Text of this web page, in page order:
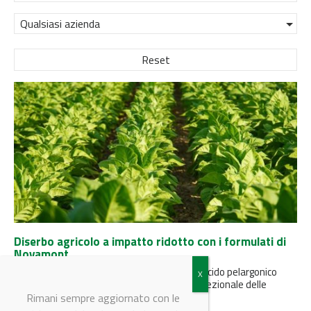
Qualsiasi azienda
Reset
Diserbo agricolo a impatto ridotto con i formulati di
Novamont
I prodotti fitosanitari Ager-Bi, ottenuti da acido pelargonico
100% rinnovabile, garantiscono controllo eccezionale delle
infestanti e dei polloni di vite,...
Rimani sempre aggiornato con le